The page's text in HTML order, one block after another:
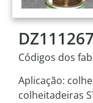
Códigos dos
Aplicação:
colheitadeiras